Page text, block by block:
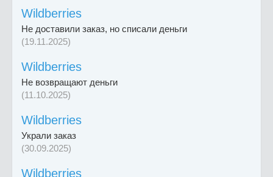
Wildberries
Не доставили заказ, но списали деньги
(19.11.2025)
Wildberries
Не возвращают деньги
(11.10.2025)
Wildberries
Украли заказ
(30.09.2025)
Wildberries